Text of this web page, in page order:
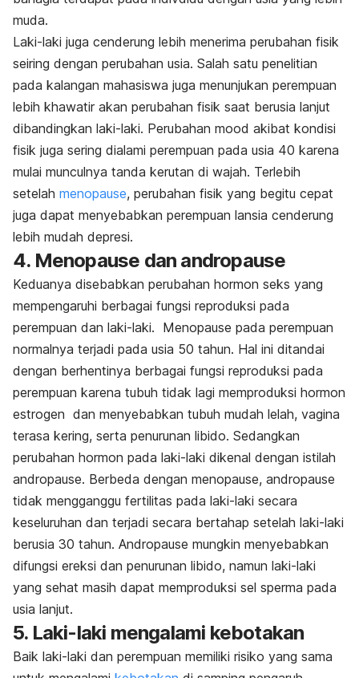
muda.
Laki-laki juga cenderung lebih menerima perubahan fisik
seiring dengan perubahan usia. Salah satu penelitian
pada kalangan mahasiswa juga menunjukan perempuan
lebih khawatir akan perubahan fisik saat berusia lanjut
dibandingkan laki-laki. Perubahan mood akibat kondisi
fisik juga sering dialami perempuan pada usia 40 karena
mulai munculnya tanda kerutan di wajah. Terlebih
setelah menopause, perubahan fisik yang begitu cepat
juga dapat menyebabkan perempuan lansia cenderung
lebih mudah depresi.
4. Menopause dan andropause
Keduanya disebabkan perubahan hormon seks yang
mempengaruhi berbagai fungsi reproduksi pada
perempuan dan laki-laki. Menopause pada perempuan
normalnya terjadi pada usia 50 tahun. Hal ini ditandai
dengan berhentinya berbagai fungsi reproduksi pada
perempuan karena tubuh tidak lagi memproduksi hormon
estrogen dan menyebabkan tubuh mudah lelah, vagina
terasa kering, serta penurunan libido. Sedangkan
perubahan hormon pada laki-laki dikenal dengan istilah
andropause. Berbeda dengan menopause, andropause
tidak mengganggu fertilitas pada laki-laki secara
keseluruhan dan terjadi secara bertahap setelah laki-laki
berusia 30 tahun. Andropause mungkin menyebabkan
difungsi ereksi dan penurunan libido, namun laki-laki
yang sehat masih dapat memproduksi sel sperma pada
usia lanjut.
5. Laki-laki mengalami kebotakan
Baik laki-laki dan perempuan memiliki risiko yang sama